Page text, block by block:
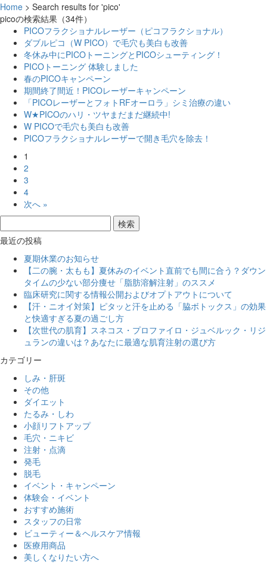
Home > Search results for 'pico'
picoの検索結果 （34件）
PICOフラクショナルレーザー（ピコフラクショナル）
ダブルピコ（W PICO）で毛穴も美白も改善
冬休み中にPICOトーニングとPICOシューティング！
PICOトーニング 体験しました
春のPICOキャンペーン
期間終了間近！PICOレーザーキャンペーン
「PICOレーザーとフォトRFオーロラ」シミ治療の違い
W★PICOのハリ・ツヤまだまだ継続中!
W PICOで毛穴も美白も改善
PICOフラクショナルレーザーで開き毛穴を除去！
1
2
3
4
次へ »
最近の投稿
夏期休業のお知らせ
【二の腕・太もも】夏休みのイベント直前でも間に合う？ダウン
タイムの少ない部分痩せ「脂肪溶解注射」のススメ
臨床研究に関する情報公開およびオプトアウトについて
【汗・ニオイ対策】ピタッと汗を止める「脇ボトックス」の効果
と快適すぎる夏の過ごし方
【次世代の肌育】スネコス・プロファイロ・ジュベルック・リジ
ュランの違いは？あなたに最適な肌育注射の選び方
カテゴリー
しみ・肝斑
その他
ダイエット
たるみ・しわ
小顔リフトアップ
毛穴・ニキビ
注射・点滴
発毛
脱毛
イベント・キャンペーン
体験会・イベント
おすすめ施術
スタッフの日常
ビューティー＆ヘルスケア情報
医療用商品
美しくなりたい方へ